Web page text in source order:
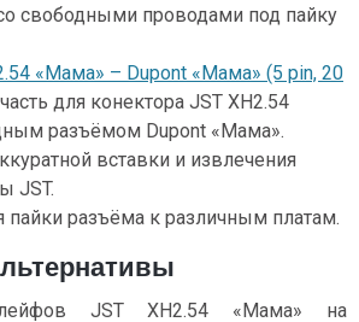
свободными проводами под пайку
«Мама» – Dupont «Мама» (5 pin, 20
для конектора JST XH2.54
разъёмом Dupont «Мама».
вставки и извлечения
JST.
пайки разъёма к различным платам.
JST XH2.54 «Мама» на